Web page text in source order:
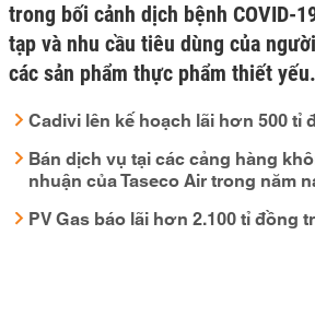
trong bối cảnh dịch bệnh COVID-
tạp và nhu cầu tiêu dùng của
các sản phẩm thực phẩm thiết yếu.
Cadivi lên kế hoạch lãi hơn 500 tỉ
Bán dịch vụ tại các cảng hàng
nhuận của Taseco Air trong năm
PV Gas báo lãi hơn 2.100 tỉ đồng